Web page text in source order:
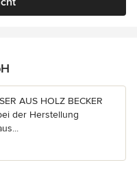
AUS HOLZ BECKER
der Herstellung